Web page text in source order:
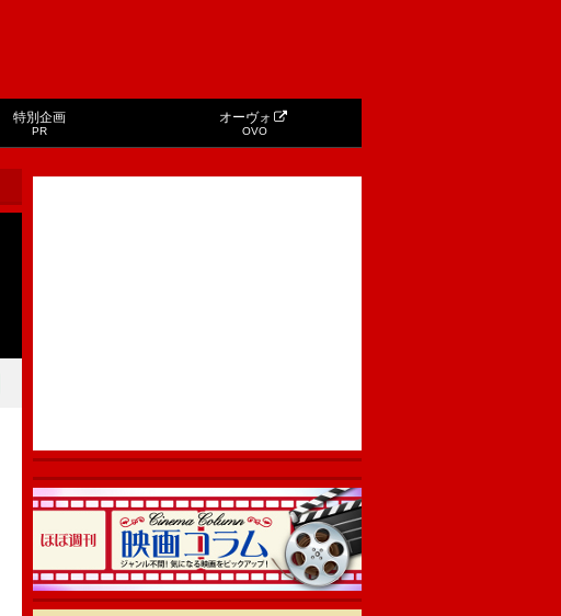
特別企画
PR
オーヴォ
OVO